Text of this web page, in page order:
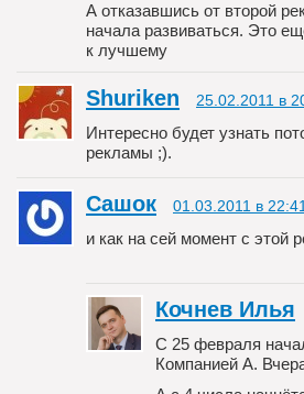
А отказавшись от второй
начала развиваться. Это
к лучшему
Shuriken 25.02.2011 в
Интересно будет узнать
рекламы ;).
Сашок 01.03.2011 в 22:41
и как на сей момент с этой
Кочнев Илья
С 25 февраля
Компанией А.